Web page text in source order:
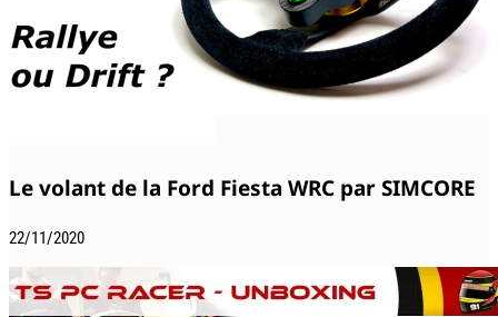
Le volant de la Ford Fiesta WRC par SIMCORE
22/11/2020